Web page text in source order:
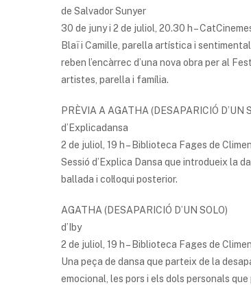
de Salvador Sunyer
30 de juny i 2 de juliol, 20.30 h –
Blaï i Camille, parella artística i
reben l’encàrrec d’una nova obra per al
artistes, parella i família.
PRÈVIA A AGATHA (DESAPARICIÓ D’UN
d’Explicadansa
2 de juliol, 19 h – Biblioteca Fages de
Sessió d’Explica Dansa que introdueix la
ballada i col·loqui posterior.
AGATHA (DESAPARICIÓ D’UN SOLO)
d’Iby
2 de juliol, 19 h – Biblioteca Fages de
Una peça de dansa que parteix de la
emocional, les pors i els dols personals